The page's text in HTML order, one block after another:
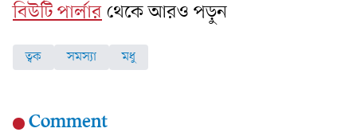
বিউটি পার্লারথেকে আরও পড়ুন
ত্বক সমস্যা মধু
Comment